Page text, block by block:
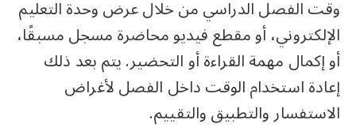
وقت الفصل الدراسي من خلال عرض وحدة التعليم
الإلكتروني، أو مقطع فيديو محاضرة مسجل مسبقًا،
أو إكمال مهمة القراءة أو التحضير. يتم بعد ذلك
إعادة استخدام الوقت داخل الفصل لأغراض
الاستفسار والتطبيق والتقييم.